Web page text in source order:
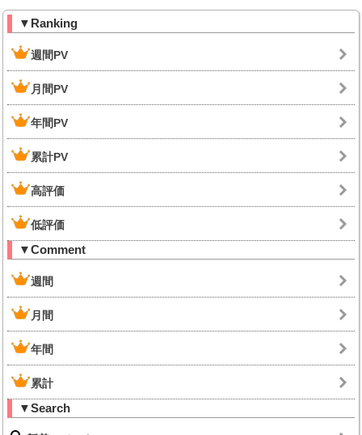
▼Ranking
週間PV
月間PV
年間PV
累計PV
高評価
低評価
▼Comment
週間
月間
年間
累計
▼Search